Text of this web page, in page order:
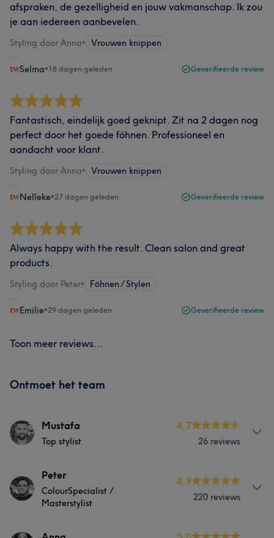
afspraken, de gezelligheid en jouw vakmanschap. Ik zou
je aan iedereen aanbevelen.
Styling door Anna• Vrouwen knippen
Selma•18 dagen geleden Geverifieerde review
Fantastisch, eindelijk goed geknipt. Zit na 2 dagen nog
perfect door het goede föhnen. Professioneel en
aandacht voor klant.
Styling door Anna• Vrouwen knippen
Nelleke•27 dagen geleden Geverifieerde review
Always happy with the result. Clean salon and great
products.
Styling door Peter• Föhnen / Stylen
Emilie•29 dagen geleden Geverifieerde review
Toon meer reviews...
Ontmoet het team
Mustafa
Top stylist
4.7
26 reviews
Over
Maak kennis met topstylist Mustafa, beter bekend als
Moes. Voor Moes is elke klant een nieuw creatief canvas.
Peter
ColourSpecialist /
Masterstylist
4.9
220 reviews